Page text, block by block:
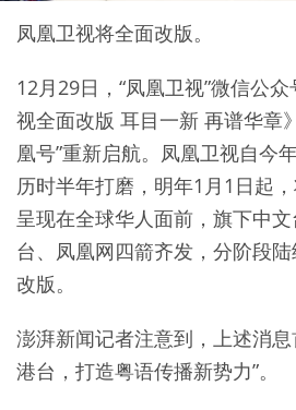
凤凰卫视将全面改版。
12月29日，“凤凰卫视”微信公
视全面改版 耳目一新 再谱华章
凰号”重新启航。凤凰卫视自今
历时半年打磨，明年1月1日起
呈现在全球华人面前，旗下中
台、凤凰网四箭齐发，分阶段
改版。
澎湃新闻记者注意到，上述消
港台，打造粤语传播新势力”。